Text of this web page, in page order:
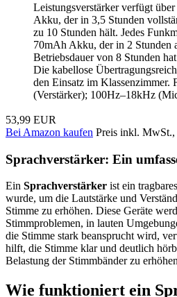
Leistungsverstärker verfügt
Akku, der in 3,5 Stunden
zu 10 Stunden hält. Jedes
70mAh Akku, der in 2 Stunden
Betriebsdauer von 8 Stunden
Die kabellose
den Einsatz im Klassenzimmer.
(Verstärker); 100Hz–18kHz
53,99 EUR
Bei Amazon kaufen Preis inkl. MwSt.,
Sprachverstärker: Ein
Ein Sprachverstärker ist ein
wurde, um die Lautstärke und
Stimme zu erhöhen. Diese Geräte
Stimmproblemen, in lauten
die Stimme stark beansprucht wird,
hilft, die Stimme klar und deutlich
Belastung der Stimmbänder zu
Wie funktioniert ein